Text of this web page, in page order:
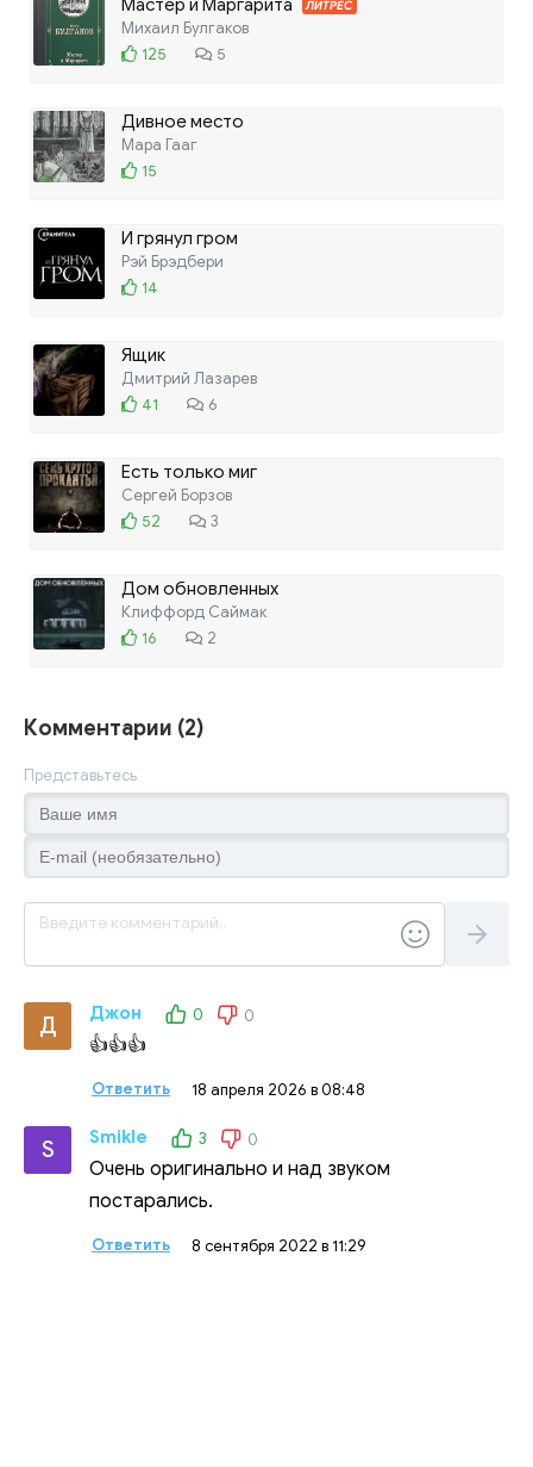
Мастер и Маргарита ЛИТРЕС
Михаил Булгаков
125
5
Дивное место
Мара Гааг
15
И грянул гром
Рэй Брэдбери
14
Ящик
Дмитрий Лазарев
41
6
Есть только миг
Сергей Борзов
52
3
Дом обновленных
Клиффорд Саймак
16
2
Комментарии (2)
Представьтесь
Д Джон 0 0
👍👍👍
Ответить 18 апреля 2026 в 08:48
S Smikle 3 0
Очень оригинально и над звуком
постарались.
Ответить 8 сентября 2022 в 11:29